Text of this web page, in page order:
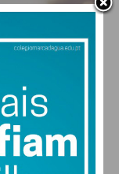
clear sky
MAX 19 • MIN 19
28 °